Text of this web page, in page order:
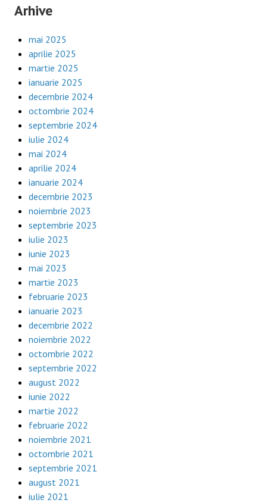
Arhive
mai 2025
aprilie 2025
martie 2025
ianuarie 2025
decembrie 2024
octombrie 2024
septembrie 2024
iulie 2024
mai 2024
aprilie 2024
ianuarie 2024
decembrie 2023
noiembrie 2023
septembrie 2023
iulie 2023
iunie 2023
mai 2023
martie 2023
februarie 2023
ianuarie 2023
decembrie 2022
noiembrie 2022
octombrie 2022
septembrie 2022
august 2022
iunie 2022
martie 2022
februarie 2022
noiembrie 2021
octombrie 2021
septembrie 2021
august 2021
iulie 2021